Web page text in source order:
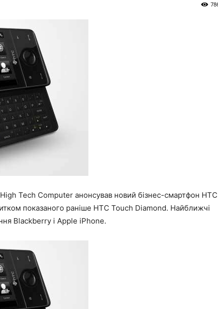
Tech Computer анонсував новий бізнес-смартфон HTC
показаного раніше HTC Touch Diamond. Найближчі
Blackberry і Apple iPhone.